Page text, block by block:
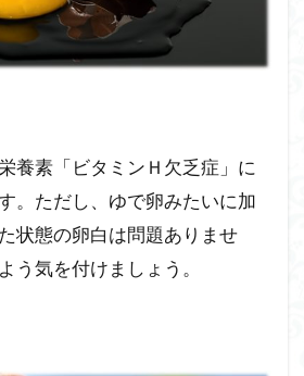
養素「ビタミンＨ欠乏症」に
。ただし、ゆで卵みたいに加
状態の卵白は問題ありませ
う気を付けましょう。